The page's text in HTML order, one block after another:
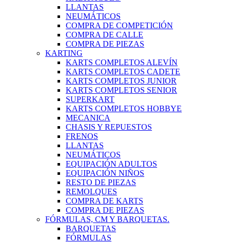
LLANTAS
NEUMÁTICOS
COMPRA DE COMPETICIÓN
COMPRA DE CALLE
COMPRA DE PIEZAS
KARTING
KARTS COMPLETOS ALEVÍN
KARTS COMPLETOS CADETE
KARTS COMPLETOS JUNIOR
KARTS COMPLETOS SENIOR
SUPERKART
KARTS COMPLETOS HOBBYE
MECANICA
CHASIS Y REPUESTOS
FRENOS
LLANTAS
NEUMÁTICOS
EQUIPACIÓN ADULTOS
EQUIPACIÓN NIÑOS
RESTO DE PIEZAS
REMOLQUES
COMPRA DE KARTS
COMPRA DE PIEZAS
FÓRMULAS, CM Y BARQUETAS.
BARQUETAS
FÓRMULAS